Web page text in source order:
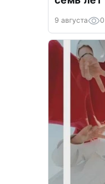
9 августа 0